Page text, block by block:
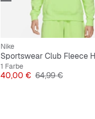
Nike
Sportswear Club Fleece
1 Farbe
Preis
40,00 € Originalpreis
64,99 €